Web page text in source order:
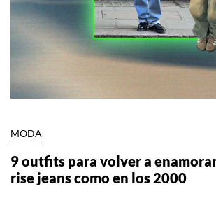
MODA
9 outfits para volver a
rise jeans como en los 2000